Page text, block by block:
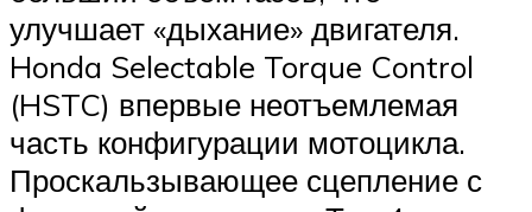
улучшает «дыхание» двигателя.
Honda Selectable Torque Control
(HSTC) впервые неотъемлемая
часть конфигурации мотоцикла.
Проскальзывающее сцепление с